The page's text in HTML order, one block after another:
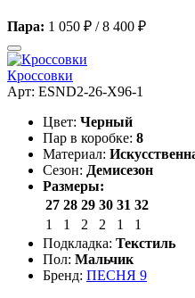
Пара: 1 050 ₽ /8 400 ₽
Кроссовки
Арт: ESND2-26-X96-1
Цвет: Черный
Пар в коробке: 8
Материал:
Сезон: Демисезон
Размеры:
27 28 29 30 31 32
1
1 2 2 1
1
Подкладка: Текстиль
Пол: Мальчик
Бренд: ПЕСНЯ 9